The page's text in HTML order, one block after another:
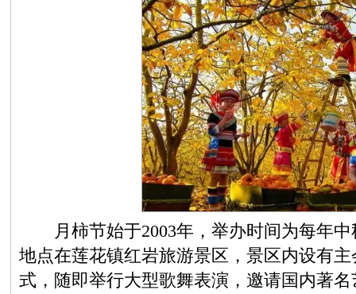
月柿节始于2003年，举办时间为每年中
地点在莲花镇红岩旅游景区，景区内设有
式，随即举行大型歌舞表演，邀请国内著